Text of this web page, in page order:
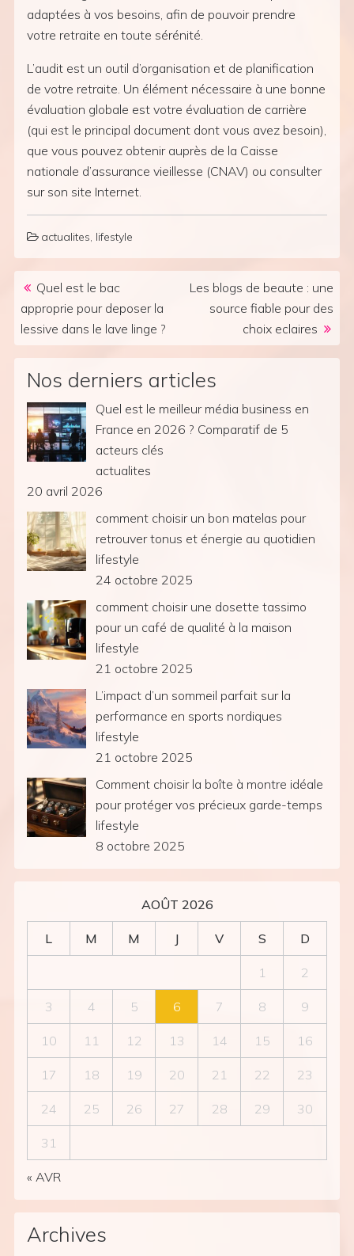
adaptées à vos besoins, afin de pouvoir prendre
votre retraite en toute sérénité.
L’audit est un outil d’organisation et de planification
de votre retraite. Un élément nécessaire à une bonne
évaluation globale est votre évaluation de carrière
(qui est le principal document dont vous avez besoin),
que vous pouvez obtenir auprès de la Caisse
nationale d’assurance vieillesse (CNAV) ou consulter
sur son site Internet.
actualites, lifestyle
Post navigation
Quel est le bac
approprie pour deposer la
lessive dans le lave linge ?
Les blogs de beaute : une
source fiable pour des
choix eclaires
Nos derniers articles
Quel est le meilleur média business en
France en 2026 ? Comparatif de 5
acteurs clés
actualites
20 avril 2026
comment choisir un bon matelas pour
retrouver tonus et énergie au quotidien
lifestyle
24 octobre 2025
comment choisir une dosette tassimo
pour un café de qualité à la maison
lifestyle
21 octobre 2025
L’impact d’un sommeil parfait sur la
performance en sports nordiques
lifestyle
21 octobre 2025
Comment choisir la boîte à montre idéale
pour protéger vos précieux garde-temps
lifestyle
8 octobre 2025
AOÛT 2026
L M M J V S D
1 2
3 4 5 6 7 8 9
10 11 12 13 14 15 16
17 18 19 20 21 22 23
24 25 26 27 28 29 30
31
« AVR
Archives